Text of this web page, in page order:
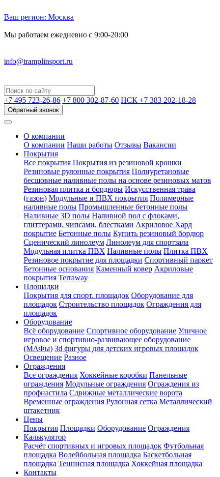
Ваш регион: Москва
Мы работаем ежедневно с 9:00-20:00
info@tramplinsport.ru
+7 495 723-26-86 +7 800 302-87-60 НСК +7 383 202-18-28
Обратный звонок
О компании
О компании Наши работы Отзывы Вакансии
Покрытия
Все покрытия Покрытия из резиновой крошки
Резиновые рулонные покрытия Полиуретановые
бесшовные наливные полы на основе резиновых матов
Резиновая плитка и бордюры Искусственная трава
(газон) Модульные и ПВХ покрытия Полимерные
наливные полы Промышленные бетонные полы
Наливные 3D полы Наливной пол с флоками,
глиттерами, чипсами, блестками Акриловое Хард
покрытие Бетонные полы Купить резиновый бордюр
Сценический линолеум Линолеум для спортзала
Модульная плитка ПВХ Наливные полы Плитка ПВХ
Резиновое покрытие для площадки Спортивный паркет
Бетонные основания Каменный ковер Акриловые
покрытия Terraway
Площадки
Покрытия для спорт. площадок Оборудование для
площадок Строительство площадок Ограждения для
площадок
Оборудование
Всё оборудование Спортивное оборудование Уличное
игровое и спортивно-развивающее оборудование
(МАФы) 3d фигуры для детских игровых площадок
Освещение Разное
Ограждения
Все ограждения Хоккейные коробки Панельные
ограждения Модульные ограждения Ограждения из
профнастила Сдвижные металлические ворота
Временные ограждения Рулонная сетка Металлический
штакетник
Цены
Покрытия Площадки Оборудование Ограждения
Калькулятор
Расчёт спортивных и игровых площадок Футбольная
площадка Волейбольная площадка Баскетбольная
площадка Теннисная площадка Хоккейная площадка
Контакты